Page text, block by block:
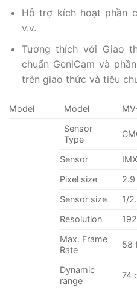
Hỗ trợ kích hoạt phần
v.v.
Tương thích với Giao
chuẩn GenlCam và
trên giao thức và tiêu
Model Model
Sensor
Type
Sensor
Pixel size
Sensor size
1/
Resolution
Max. Frame
Rate
58
Dynamic
range
74